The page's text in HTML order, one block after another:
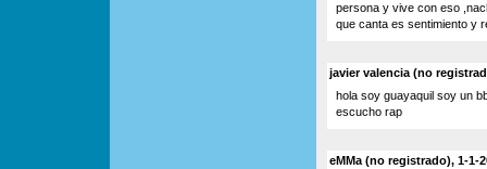
persona y vive con eso
que canta es sentimiento y
javier valencia (no
hola soy guayaquil soy un
escucho rap
eMMa (no registrado), 1-1-